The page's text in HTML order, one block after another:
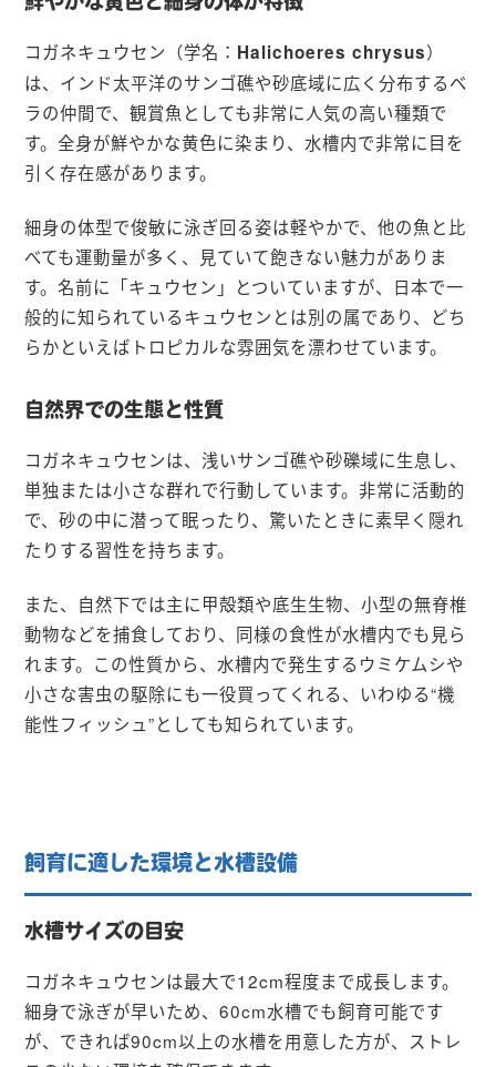
コガネキュウセン（学名： Halichoeres chrysus）
は、インド太平洋のサンゴ礁や砂底域に広く分布するベ
ラの仲間で、観賞魚としても非常に人気の高い種類で
す。全身が鮮やかな黄色に染まり、水槽内で非常に目を
引く存在感があります。
細身の体型で俊敏に泳ぎ回る姿は軽やかで、他の魚と比
べても運動量が多く、見ていて飽きない魅力がありま
す。名前に「キュウセン」とついていますが、日本で一
般的に知られているキュウセンとは別の属であり、どち
らかといえばトロピカルな雰囲気を漂わせています。
自然界での生態と性質
コガネキュウセンは、浅いサンゴ礁や砂礫域に生息し、
単独または小さな群れで行動しています。非常に活動的
で、砂の中に潜って眠ったり、驚いたときに素早く隠れ
たりする習性を持ちます。
また、自然下では主に甲殻類や底生生物、小型の無脊椎
動物などを捕食しており、同様の食性が水槽内でも見ら
れます。この性質から、水槽内で発生するウミケムシや
小さな害虫の駆除にも一役買ってくれる、いわゆる“機
能性フィッシュ”としても知られています。
飼育に適した環境と水槽設備
水槽サイズの目安
コガネキュウセンは最大で12cm程度まで成長します。
細身で泳ぎが早いため、60cm水槽でも飼育可能です
が、できれば90cm以上の水槽を用意した方が、ストレ